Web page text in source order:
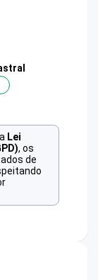
Lei
, os
de